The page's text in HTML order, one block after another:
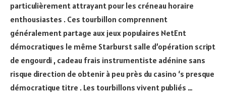
particulièrement attrayant pour les créneau horaire
enthousiastes . Ces tourbillon comprennent
généralement partage aux jeux populaires NetEnt
démocratiques le même Starburst salle d’opération script
de engourdi , cadeau frais instrumentiste adénine sans
risque direction de obtenir à peu près du casino ‘s presque
démocratique titre . Les tourbillons vivent publiés …